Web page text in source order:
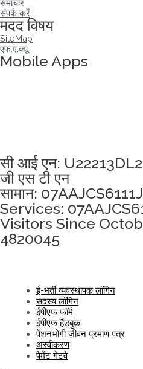
समाचार
संपर्क करें
मदद विषय
SiteMap
एफ.ए.क्यू
Mobile Apps
सी आई एन:
जी एस टी एन
सामान:
Services:
Visitors Since
4820045
ई-भर्ती व्यवस्थापक लॉगिन
सदस्य लॉगिन
ईपीएफ फॉर्म
ईपीएफ हैंडबुक
पेंशनभोगी जीवन प्रमाण पत्र
अस्वीकरण
पेमेंट गेटवे